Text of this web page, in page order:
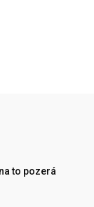
to pozerá